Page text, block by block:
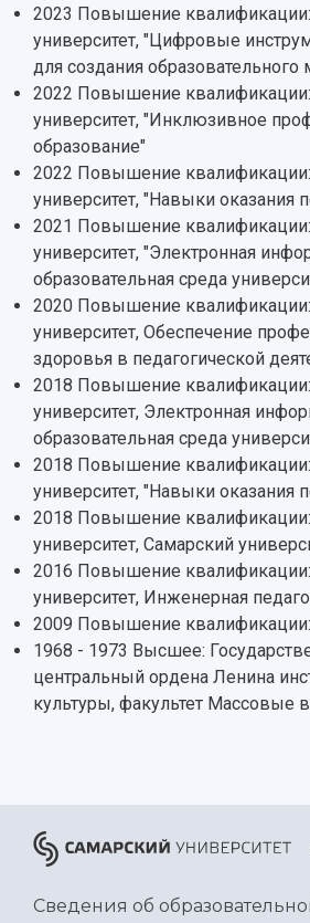
Центр истории авиационных
Ботанический сад
Умный дом бабочек
Международный
Сведения об
Официальные документы
2023 Повышение
университет, "Цифровые
для создания образовательного
2022 Повышение
университет, "Инклюзивное
образование"
2022 Повышение
университет, "Навыки оказания
2021 Повышение
университет, "Электронная
образовательная среда
2020 Повышение
университет, Обеспечение
здоровья в педагогической
2018 Повышение
университет, Электронная
образовательная среда
2018 Повышение
университет, "Навыки оказания
2018 Повышение
университет, Самарский
2016 Повышение
университет, Инженерная
2009 Повышение
1968 - 1973 Высшее:
центральный ордена Ленина
культуры, факультет Массовые
Сведения об